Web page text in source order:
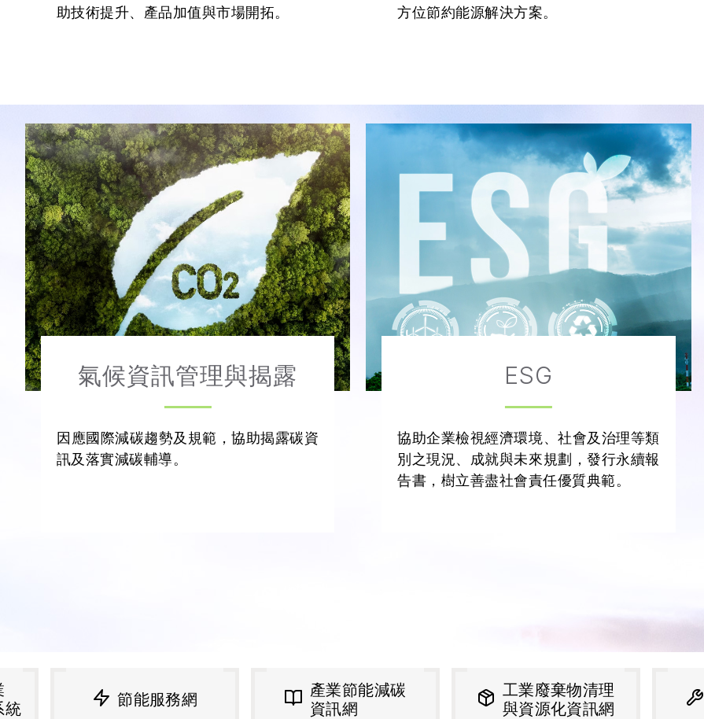
助技術提升、產品加值與市場開拓。
方位節約能源解決方案。
氣候資訊管理與揭露
因應國際減碳趨勢及規範，協助揭露碳資
訊及落實減碳輔導。
ESG
協助企業檢視經濟環境、社會及治理等類
別之現況、成就與未來規劃，發行永續報
告書，樹立善盡社會責任優質典範。
產性質行業
查核申報系統
節能服務網
產業節能減碳
工業廢棄物清理
與資源化資訊網